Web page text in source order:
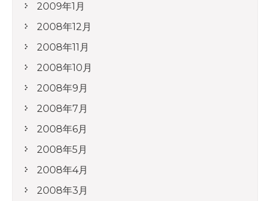
2009年1月
2008年12月
2008年11月
2008年10月
2008年9月
2008年7月
2008年6月
2008年5月
2008年4月
2008年3月